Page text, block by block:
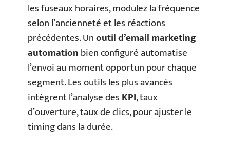
les fuseaux horaires, modulez la fréquence
selon l’ancienneté et les réactions
précédentes. Unoutil d’email marketing
automationbien configuré automatise
l’envoi au moment opportun pour chaque
segment. Les outils les plus avancés
intègrent l’analyse desKPI, taux
d’ouverture, taux de clics, pour ajuster le
timing dans la durée.